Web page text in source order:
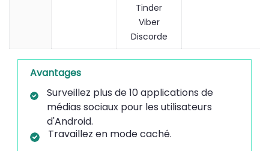
Tinder
Viber
Discorde
Avantages
Surveillez plus de 10 applications de
médias sociaux pour les utilisateurs
d'Android.
Travaillez en mode caché.